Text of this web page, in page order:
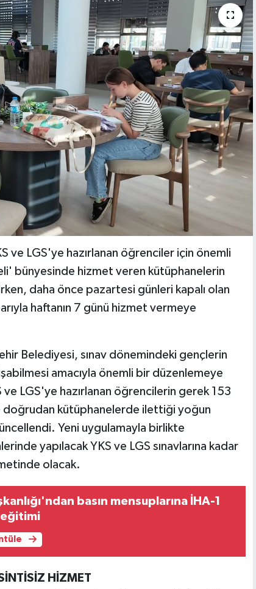
ve LGS'ye hazırlanan öğrenciler için önemli
bünyesinde hizmet veren kütüphanelerin
daha önce pazartesi günleri kapalı olan
haftanın 7 günü hizmet vermeye
Belediyesi, sınav dönemindeki gençlerin
amacıyla önemli bir düzenlemeye
LGS'ye hazırlanan öğrencilerin gerek 153
doğrudan kütüphanelerde ilettiği yoğun
Yeni uygulamayla birlikte
yapılacak YKS ve LGS sınavlarına kadar
olacak.
basın mensuplarına İHA-1
HİZMET